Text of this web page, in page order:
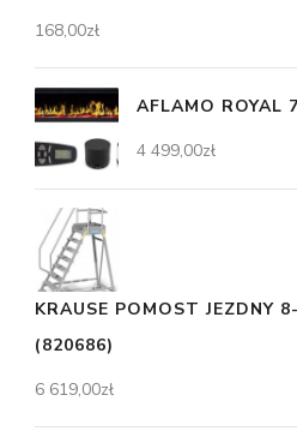
168,00zł
AFLAMO ROYAL
4 499,00zł
KRAUSE POMOST JEZDNY
(820686)
6 619,00zł